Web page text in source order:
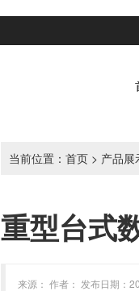
当前位置： 首页 > 产品展
重型台式
来源： 作者： 发布日期：